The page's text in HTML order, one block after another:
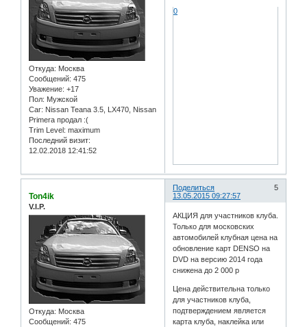
Откуда: Москва
Сообщений: 475
Уважение: +17
Пол: Мужской
Car: Nissan Teana 3.5, LX470, Nissan
Primera продал :(
Trim Level: maximum
Последний визит:
12.02.2018 12:41:52
0
Поделиться
5
13.05.2015 09:27:57
Ton4ik
V.I.P.
Откуда: Москва
Сообщений: 475
АКЦИЯ для участников клуба.
Только для московских
автомобилей клубная цена на
обновление карт DENSO на
DVD на версию 2014 года
снижена до 2 000 р
Цена действительна только
для участников клуба,
подтверждением является
карта клуба, наклейка или